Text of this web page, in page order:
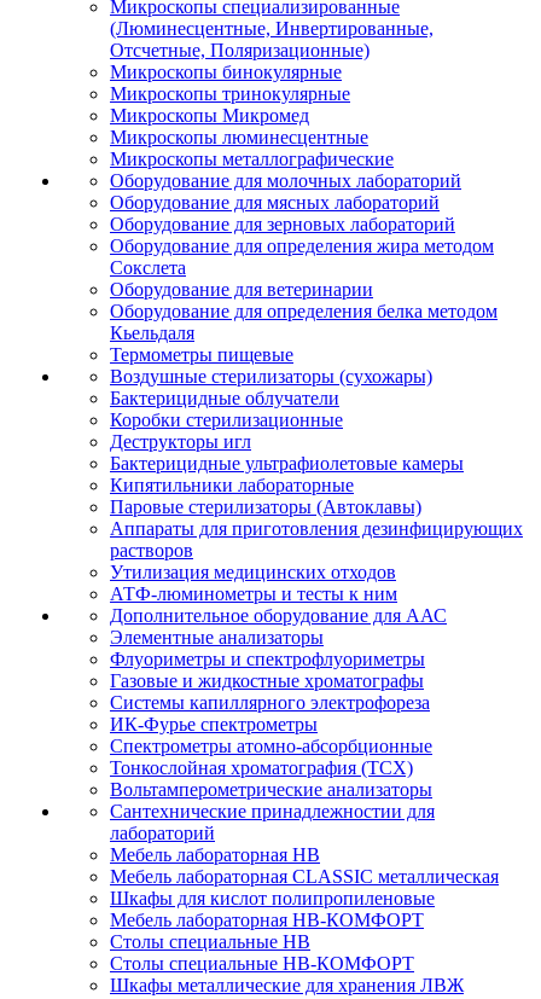
Микроскопы специализированные
(Люминесцентные, Инвертированные,
Отсчетные, Поляризационные)
Микроскопы бинокулярные
Микроскопы тринокулярные
Микроскопы Микромед
Микроскопы люминесцентные
Микроскопы металлографические
Оборудование для молочных лабораторий
Оборудование для мясных лабораторий
Оборудование для зерновых лабораторий
Оборудование для определения жира методом
Сокслета
Оборудование для ветеринарии
Оборудование для определения белка методом
Кьельдаля
Термометры пищевые
Воздушные стерилизаторы (сухожары)
Бактерицидные облучатели
Коробки стерилизационные
Деструкторы игл
Бактерицидные ультрафиолетовые камеры
Кипятильники лабораторные
Паровые стерилизаторы (Автоклавы)
Аппараты для приготовления дезинфицирующих
растворов
Утилизация медицинских отходов
АТФ-люминометры и тесты к ним
Дополнительное оборудование для ААС
Элементные анализаторы
Флуориметры и спектрофлуориметры
Газовые и жидкостные хроматографы
Системы капиллярного электрофореза
ИК-Фурье спектрометры
Спектрометры атомно-абсорбционные
Тонкослойная хроматография (ТСХ)
Вольтамперометрические анализаторы
Сантехнические принадлежностии для
лабораторий
Мебель лабораторная НВ
Мебель лабораторная CLASSIC металлическая
Шкафы для кислот полипропиленовые
Мебель лабораторная НВ-КОМФОРТ
Столы специальные НВ
Столы специальные НВ-КОМФОРТ
Шкафы металлические для хранения ЛВЖ